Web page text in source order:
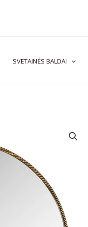
SVETAINĖS BALDAI